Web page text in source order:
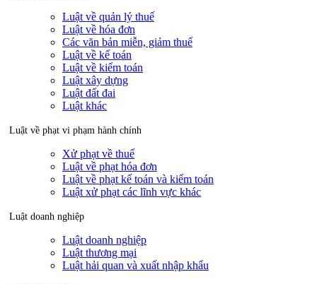
Luật về quản lý thuế
Luật về hóa đơn
Các văn bản miễn, giảm thuế
Luật về kế toán
Luật về kiểm toán
Luật xây dựng
Luật đất đai
Luật khác
Luật về phạt vi phạm hành chính
Xử phạt về thuế
Luật về phạt hóa đơn
Luật về phạt kế toán và kiểm toán
Luật xử phạt các lĩnh vực khác
Luật doanh nghiệp
Luật doanh nghiệp
Luật thương mại
Luật hải quan và xuất nhập khẩu